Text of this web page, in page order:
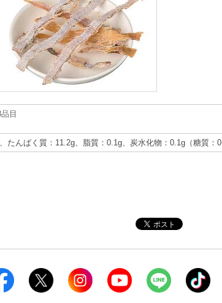
目
たんぱく質：11.2g、脂質：0.1g、炭水化物：0.1g（糖質